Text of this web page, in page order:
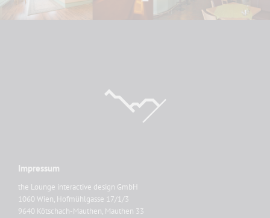
Impressum
the Lounge interactive design GmbH
1060 Wien, Hofmühlgasse 17/1/3
9640 Kötschach-Mauthen, Mauthen 33